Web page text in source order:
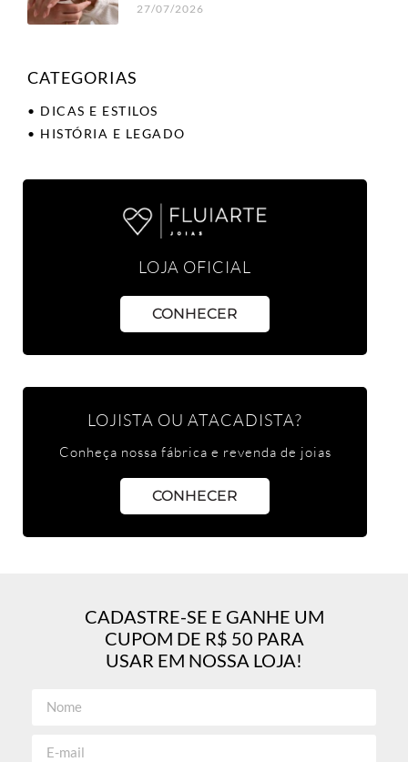
27/07/2026
CATEGORIAS
• DICAS E ESTILOS
• HISTÓRIA E LEGADO
LOJA OFICIAL
CONHECER
LOJISTA OU ATACADISTA?
Conheça nossa fábrica e revenda de joias
CONHECER
CADASTRE-SE E GANHE UM
CUPOM DE R$ 50 PARA
USAR EM NOSSA LOJA!